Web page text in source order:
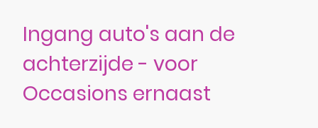
Ingang auto's aan de
achterzijde - voor
Occasions ernaast